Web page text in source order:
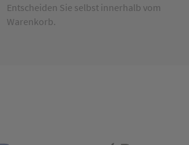
Entscheiden Sie selbst innerhalb vom
Warenkorb.